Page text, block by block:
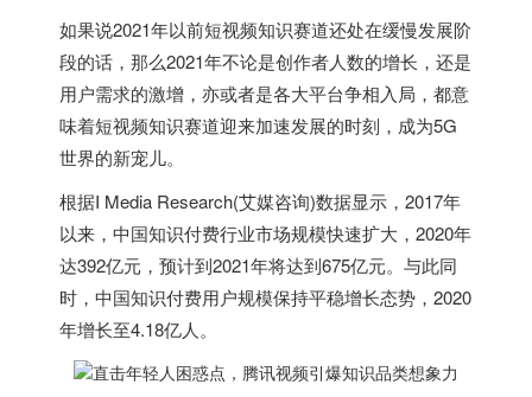
如果说2021年以前短视频知识赛道还处在缓慢发展阶
段的话，那么2021年不论是创作者人数的增长，还是
用户需求的激增，亦或者是各大平台争相入局，都意
味着短视频知识赛道迎来加速发展的时刻，成为5G
世界的新宠儿。
根据I Media Research(艾媒咨询)数据显示，2017年
以来，中国知识付费行业市场规模快速扩大，2020年
达392亿元，预计到2021年将达到675亿元。与此同
时，中国知识付费用户规模保持平稳增长态势，2020
年增长至4.18亿人。